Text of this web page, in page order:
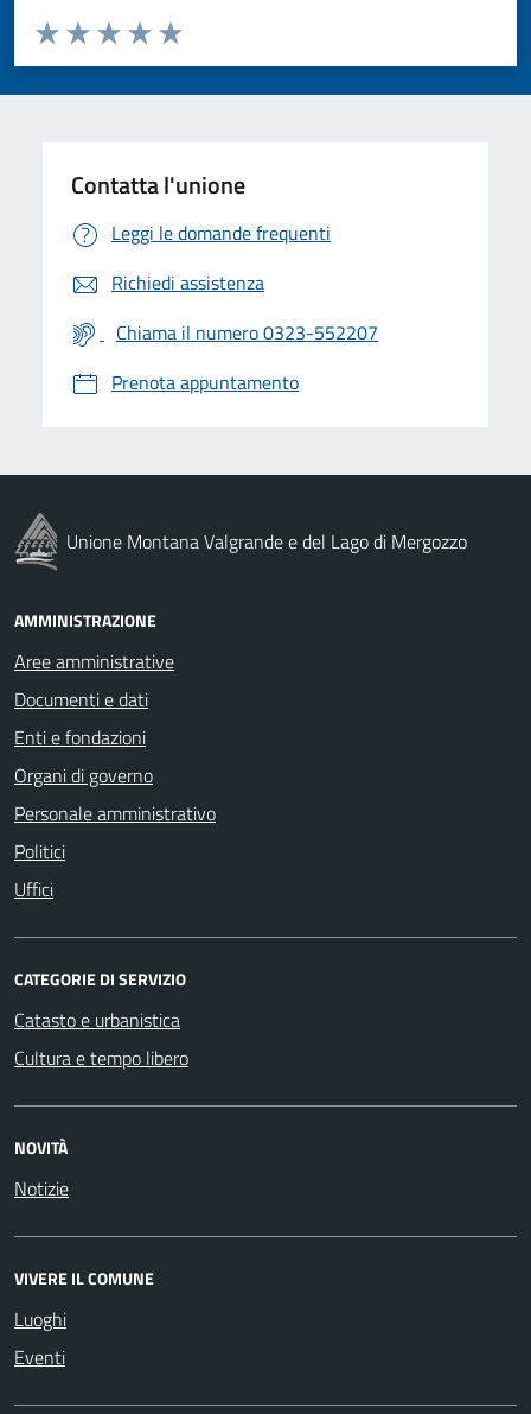
Valuta da 1 a 5 stelle la pagina
Valuta 5 stelle su 5
Valuta 4 stelle su 5
Valuta 3 stelle su 5
Valuta 2 stelle su 5
Valuta 1 stelle su 5
Contatta l'unione
Leggi le domande frequenti
Richiedi assistenza
Chiama il numero 0323-552207
Prenota appuntamento
Unione Montana Valgrande e del Lago di Mergozzo
AMMINISTRAZIONE
Aree amministrative
Documenti e dati
Enti e fondazioni
Organi di governo
Personale amministrativo
Politici
Uffici
CATEGORIE DI SERVIZIO
Catasto e urbanistica
Cultura e tempo libero
NOVITÀ
Notizie
VIVERE IL COMUNE
Luoghi
Eventi